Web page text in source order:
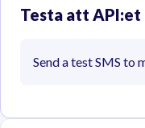
Testa att API:et
Send a test SMS to